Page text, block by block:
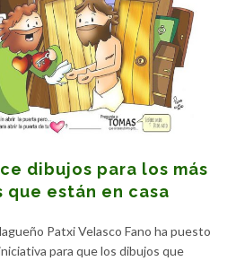
dibujos para los más
que están en casa
Patxi Velasco Fano ha puesto
para que los dibujos que